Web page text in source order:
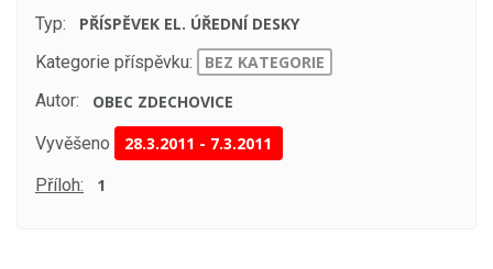
Typ:
PŘÍSPĚVEK EL. ÚŘEDNÍ DESKY
Kategorie příspěvku:
BEZ KATEGORIE
Autor:
OBEC ZDECHOVICE
Vyvěšeno 28.3.2011 - 7.3.2011
Příloh: 1